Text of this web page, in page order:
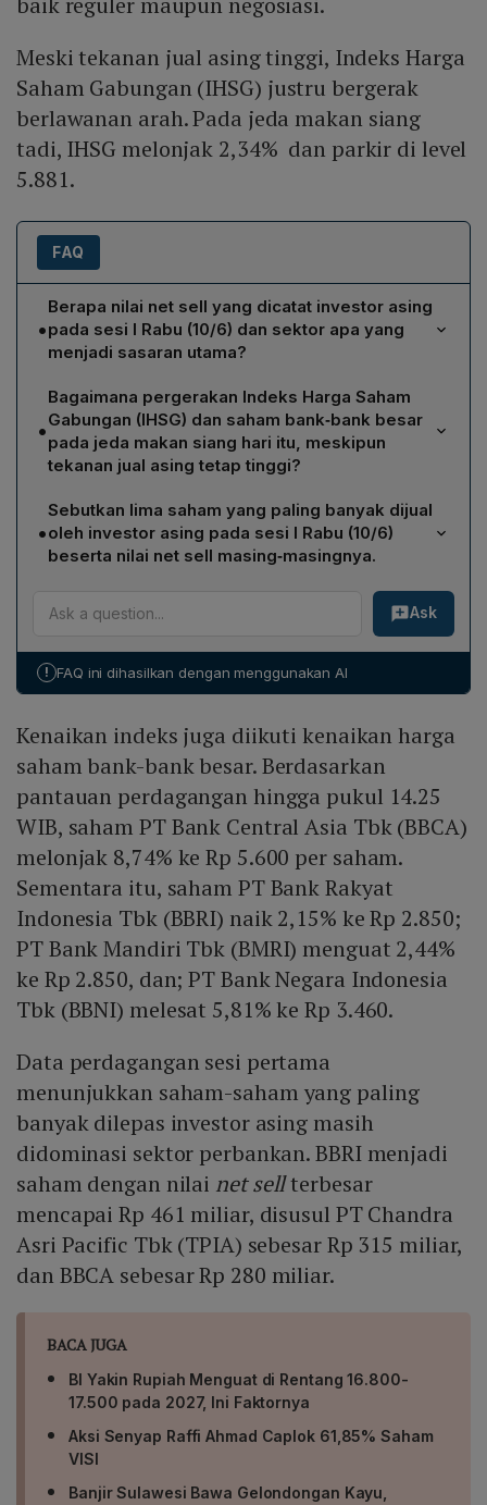
Meski tekanan jual asing tinggi, Indeks Harga
Saham Gabungan (IHSG) justru bergerak
berlawanan arah. Pada jeda makan siang
tadi, IHSG melonjak 2,34% dan parkir di level
5.881.
FAQ
•
Berapa nilai net sell yang dicatat investor asing
pada sesi I Rabu (10/6) dan sektor apa yang
menjadi sasaran utama?
Investor asing mencatatkan penjualan bersih (net sell)
sebesar Rp 2,75 triliun pada sesi I Rabu (10/6), dengan
saham-saham perbankan berkapitalisasi besar menjadi
sasaran utama penjualan tersebut.
•
Bagaimana pergerakan Indeks Harga Saham
Gabungan (IHSG) dan saham bank‑bank besar
pada jeda makan siang hari itu, meskipun
tekanan jual asing tetap tinggi?
Pada jeda makan siang, IHSG melonjak 2,34% dan
parkir di level 5.881. Kenaikan indeks diikuti dengan
kenaikan harga saham bank‑bank besar: BBCA naik
8,74% menjadi Rp5.600 per saham, BBRI naik 2,15% ke
Rp2.850, BMRI naik 2,44% ke Rp2.850, serta BBNI
melesat 5,81% ke Rp3.460.
•
Sebutkan lima saham yang paling banyak dijual
oleh investor asing pada sesi I Rabu (10/6)
beserta nilai net sell masing‑masingnya.
Lima saham yang paling banyak dijual oleh investor
asing pada sesi I Rabu (10/6) adalah: PT Bank Rakyat
Indonesia Tbk (BBRI) senilai Rp461 miliar; PT Chandra
Central Asia Tbk (BBCA) senilai Rp280 miliar; PT Bank
Tambang Tbk (ANTM) senilai Rp143 miliar.
Ask
! FAQ ini dihasilkan dengan menggunakan AI
Kenaikan indeks juga diikuti kenaikan harga
saham bank-bank besar. Berdasarkan
pantauan perdagangan hingga pukul 14.25
WIB, saham PT Bank Central Asia Tbk (BBCA)
melonjak 8,74% ke Rp 5.600 per saham.
Sementara itu, saham PT Bank Rakyat
Indonesia Tbk (BBRI) naik 2,15% ke Rp 2.850;
PT Bank Mandiri Tbk (BMRI) menguat 2,44%
ke Rp 2.850, dan; PT Bank Negara Indonesia
Tbk (BBNI) melesat 5,81% ke Rp 3.460.
Data perdagangan sesi pertama
menunjukkan saham-saham yang paling
banyak dilepas investor asing masih
didominasi sektor perbankan. BBRI menjadi
saham dengan nilai net sellterbesar
mencapai Rp 461 miliar, disusul PT Chandra
Asri Pacific Tbk (TPIA) sebesar Rp 315 miliar,
dan BBCA sebesar Rp 280 miliar.
BACA JUGA
BI Yakin Rupiah Menguat di Rentang 16.800-
17.500 pada 2027, Ini Faktornya
Aksi Senyap Raffi Ahmad Caplok 61,85% Saham
VISI
Banjir Sulawesi Bawa Gelondongan Kayu,